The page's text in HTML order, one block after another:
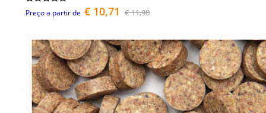
Preço a partir de € 10,71 € 11,90